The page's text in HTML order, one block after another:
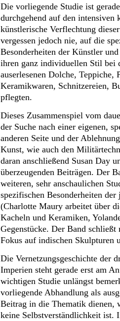
Die vorliegende Studie ist
durchgehend auf den intensiven
künstlerische Verflechtung
vergessen jedoch nie, auf die
Besonderheiten der Künstler
ihren ganz individuellen Stil bei
auserlesenen Dolche,
Keramikwaren, Schnitzereien,
pflegten.
Dieses Zusammenspiel vom
der Suche nach einer eigenen,
anderen Seite und der
Kunst, wie auch den
daran anschließend Susan Day
überzeugenden Beiträgen. Der
weiteren, sehr anschaulichen
spezifischen Besonderheiten
(Charlotte Maury arbeitet über
Kacheln und Keramiken,
Gegenstücke. Der Band
Fokus auf indischen Skulpturen
Die Vernetzungsgeschichte der
Imperien steht gerade erst am
wichtigen Studie unlängst
vorliegende Abhandlung als
Beitrag in die Thematik dienen,
keine Selbstverständlichkeit ist.